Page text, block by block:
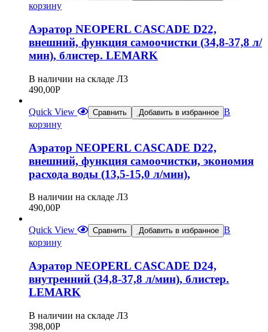
корзину
Аэратор NEOPERL CASCADE D22,
внешний, функция самоочистки (34,8-37,8 л/
мин), блистер. LEMARK
В наличии на складе Л3
490,00Р
Quick View Сравнить Добавить в избранное В
корзину
Аэратор NEOPERL CASCADE D22,
внешний, функция самоочистки, экономия
расхода воды (13,5-15,0 л/мин),
В наличии на складе Л3
490,00Р
Quick View Сравнить Добавить в избранное В
корзину
Аэратор NEOPERL CASCADE D24,
внутренний (34,8-37,8 л/мин), блистер.
LEMARK
В наличии на складе Л3
398,00Р